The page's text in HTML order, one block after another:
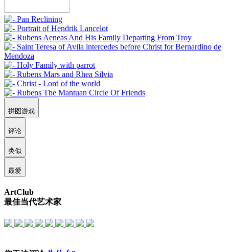
拼图游戏
评论
类似
最爱
ArtClub
最佳当代艺术家